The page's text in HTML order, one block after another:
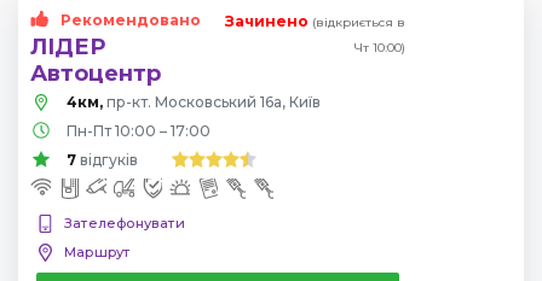
Рекомендовано
ЛІДЕР
Автоцентр
Зачинено (відкриється в
Чт 10:00)
4км, пр-кт. Московський 16а, Київ
Пн-Пт 10:00 – 17:00
7 відгуків
Зателефонувати
Маршрут